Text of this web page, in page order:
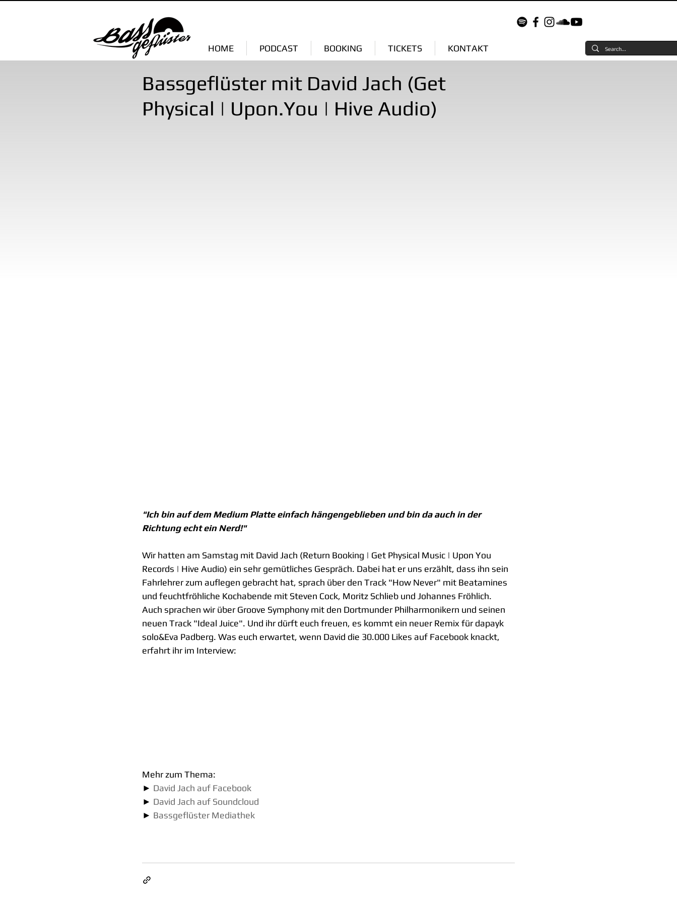
HOME PODCAST BOOKING TICKETS KONTAKT
Bassgeflüster mit David Jach (Get
Physical | Upon.You | Hive Audio)
"Ich bin auf dem Medium Platte einfach hängengeblieben und bin da auch in der
Richtung echt ein Nerd!"
Wir hatten am Samstag mit David Jach (Return Booking | Get Physical Music | Upon You
Records | Hive Audio) ein sehr gemütliches Gespräch. Dabei hat er uns erzählt, dass ihn sein
Fahrlehrer zum auflegen gebracht hat, sprach über den Track "How Never" mit Beatamines
und feuchtfröhliche Kochabende mit Steven Cock, Moritz Schlieb und Johannes Fröhlich.
Auch sprachen wir über Groove Symphony mit den Dortmunder Philharmonikern und seinen
neuen Track "Ideal Juice". Und ihr dürft euch freuen, es kommt ein neuer Remix für dapayk
solo&Eva Padberg. Was euch erwartet, wenn David die 30.000 Likes auf Facebook knackt,
erfahrt ihr im Interview:
Mehr zum Thema:
► David Jach auf Facebook
► David Jach auf Soundcloud
► Bassgeflüster Mediathek